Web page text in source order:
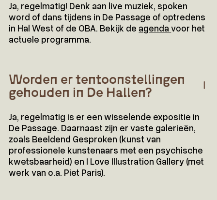
Ja, regelmatig! Denk aan live muziek, spoken
word of dans tijdens in De Passage of optredens
in Hal West of de OBA. Bekijk de agendavoor het
actuele programma.
Worden er tentoonstellingen
gehouden in De Hallen?
Ja, regelmatig is er een wisselende expositie in
De Passage. Daarnaast zijn er vaste galerieën,
zoals Beeldend Gesproken (kunst van
professionele kunstenaars met een psychische
kwetsbaarheid) en I Love Illustration Gallery (met
werk van o.a. Piet Paris).